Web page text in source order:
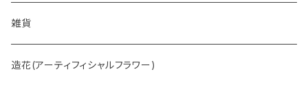
雑貨
造花(アーティフィシャルフラワー)